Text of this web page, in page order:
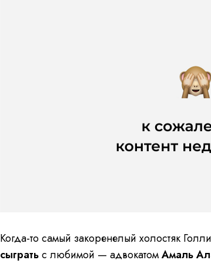
Когда-то самый закоренелый холостяк
сыгратьс любимой — адвокатомАмаль